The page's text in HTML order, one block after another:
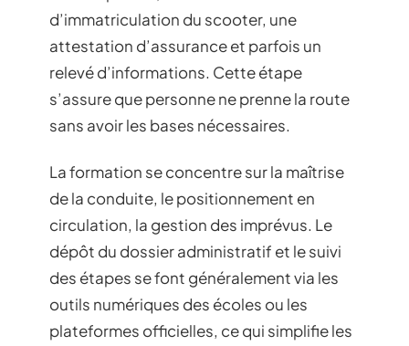
d’immatriculation du scooter, une
attestation d’assurance et parfois un
relevé d’informations. Cette étape
s’assure que personne ne prenne la route
sans avoir les bases nécessaires.
La formation se concentre sur la maîtrise
de la conduite, le positionnement en
circulation, la gestion des imprévus. Le
dépôt du dossier administratif et le suivi
des étapes se font généralement via les
outils numériques des écoles ou les
plateformes officielles, ce qui simplifie les